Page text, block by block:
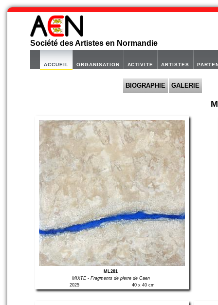
Société des Artistes en Normandie
ACCUEIL ORGANISATION ACTIVITE ARTISTES
BIOGRAPHIE GALERIE
ML281
MIXTE - Fragments de pierre de Caen
2025
40 x 40 cm